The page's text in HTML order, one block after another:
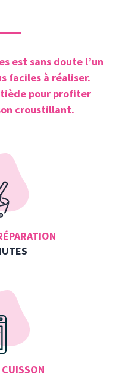
est sans doute l’un
faciles à réaliser.
tiède pour profiter
croustillant.